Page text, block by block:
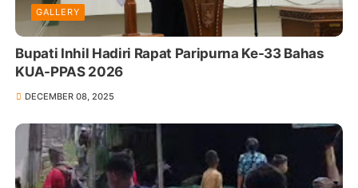
GALLERY
Bupati Inhil Hadiri Rapat Paripurna Ke-33 Bahas
KUA-PPAS 2026
DECEMBER 08, 2025